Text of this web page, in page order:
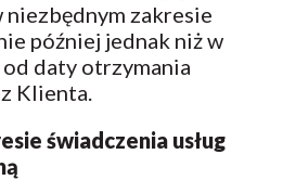
niezbędnym zakresie
później jednak niż w
daty otrzymania
Klienta.
świadczenia usług